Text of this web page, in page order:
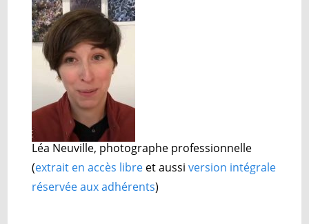
Léa Neuville, photographe professionnelle
(extrait en accès libre et aussiversion intégrale
réservée aux adhérents)